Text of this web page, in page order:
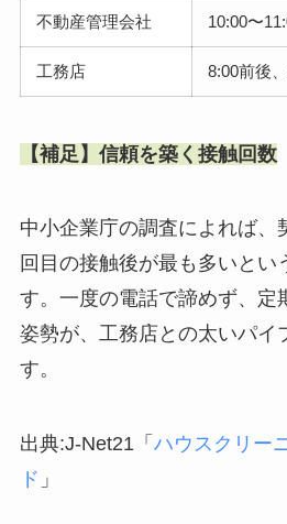
不動産管理会社 10:00〜
工務店 8:00前後
【補足】信頼を築く接触回数
中小企業庁の調査によれば、
回目の接触後が最も多いとい
す。一度の電話で諦めず、定
姿勢が、工務店との太いパイ
す。
出典:J-Net21「 ハウスクリー
ド 」